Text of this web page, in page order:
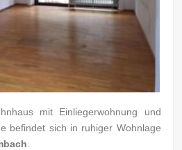
mit Einliegerwohnung und
befindet sich in ruhiger Wohnlage